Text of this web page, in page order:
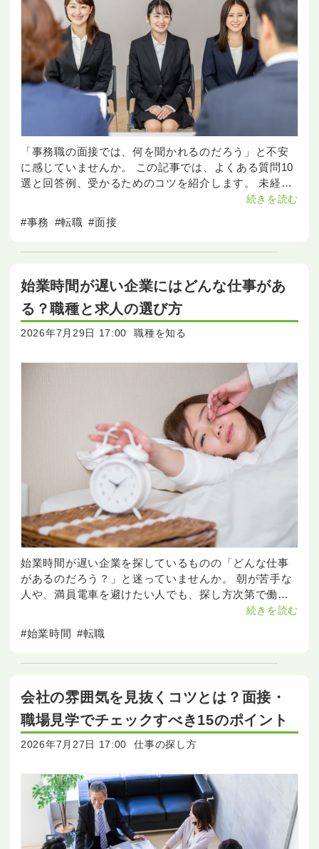
「事務職の面接では、何を聞かれるのだろう」と不安
に感じていませんか。 この記事では、よくある質問10
選と回答例、受かるためのコツを紹介します。 未経験
面接で確認されるポイント
#事務 #転職 #面接
続きを読む
始業時間が遅い企業にはどんな仕事があ
る？職種と求人の選び方
2026年7月29日 17:00 職種を知る
始業時間が遅い企業を探しているものの「どんな仕事
があるのだろう？」と迷っていませんか。 朝が苦手な
人や、満員電車を避けたい人でも、探し方次第で働き
ら働ける職種や勤務形態、求人選びで失敗しないため
のポイン
#始業時間 #転職
続きを読む
会社の雰囲気を見抜くコツとは？面接・
職場見学でチェックすべき15のポイント
2026年7月27日 17:00 仕事の探し方